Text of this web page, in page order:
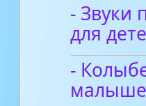
- Звуки
для
-